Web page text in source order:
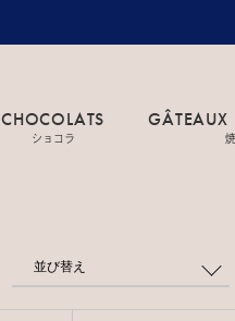
CHOCOLATS
ショコラ
GÂTEAUX
並び替え